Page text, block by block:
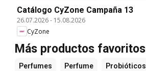
Catálogo CyZone Campaña 13
26.07.2026- 15.08.2026
CyZone
Más productos favoritos
Perfumes Perfume Probióticos